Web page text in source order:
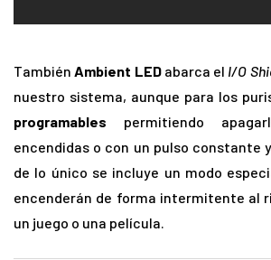
También Ambient LEDabarca el I/O
nuestro sistema, aunque para los
programables permitiendo
encendidas o con un pulso constante
de lo único se incluye un modo
encenderán de forma intermitente al
un juego o una película.